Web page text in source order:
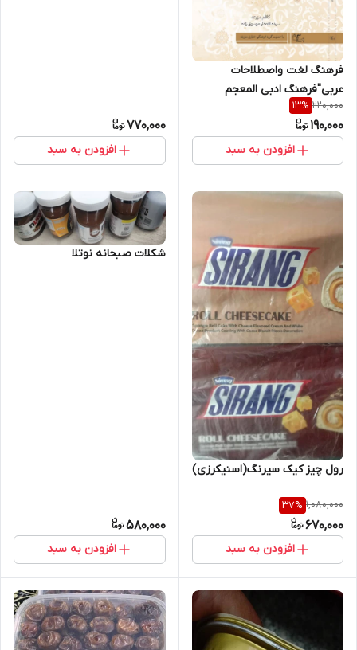
فرهنگ لغت واصطلاحات
عربی"فرهنگ ادبی المعجم
الأدبی"باشرح ومعادل
فارسی(ارسال رایگان با پست)
220,000
13%
190,000
افزودن به سبد
770,000
افزودن به سبد
رول چیز کیک سیرنگ(اسنیکرزی)
1,080,000
37%
670,000
افزودن به سبد
شکلات صبحانه نوتلا
580,000
افزودن به سبد